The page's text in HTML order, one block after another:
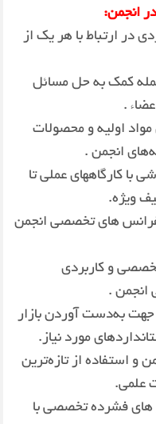
انجمن:
در ارتباط با هر یك از
كمك به حل مسائل
.
مواد اولیه و محصولات
انجمن .
با كارگاههای عملی تا
ویژه.
های تخصصی انجمن
و كاربردی
.
جهت به‌دست آوردن بازار
مورد نیاز.
و استفاده از تازه‌ترین
علمی.
های فشرده تخصصی با